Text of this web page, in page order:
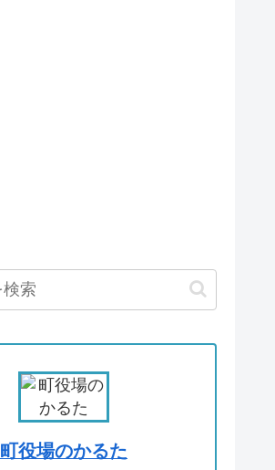
町役場のかるた